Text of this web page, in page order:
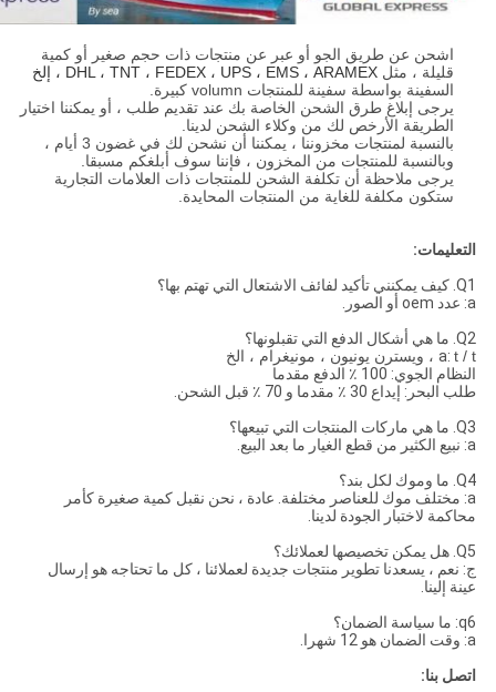
اشحن عن طريق الجو أو عبر عن منتجات ذات حجم صغير أو كمية
قليلة ، مثل DHL ، TNT ، FEDEX ، UPS ، EMS ، ARAMEX ، إلخ
السفينة بواسطة سفينة للمنتجات volumn كبيرة.
يرجى إبلاغ طرق الشحن الخاصة بك عند تقديم طلب ، أو يمكننا اختيار
الطريقة الأرخص لك من وكلاء الشحن لدينا.
بالنسبة لمنتجات مخزوننا ، يمكننا أن نشحن لك في غضون 3 أيام ،
وبالنسبة للمنتجات من المخزون ، فإننا سوف أبلغكم مسبقا.
يرجى ملاحظة أن تكلفة الشحن للمنتجات ذات العلامات التجارية
ستكون مكلفة للغاية من المنتجات المحايدة.
التعليمات:
Q1. كيف يمكنني تأكيد لفائف الاشتعال التي تهتم بها؟
a: عدد oem أو الصور.
Q2. ما هي أشكال الدفع التي تقبلونها؟
a:t / t ، ويسترن يونيون ، مونيغرام ، الخ
النظام الجوي: 100 ٪ الدفع مقدما
طلب البحر: إيداع 30 ٪ مقدما و 70 ٪ قبل الشحن.
Q3. ما هي ماركات المنتجات التي تبيعها؟
a: نبيع الكثير من قطع الغيار ما بعد البيع.
Q4. ما وموك لكل بند؟
a: مختلف موك للعناصر مختلفة. عادة ، نحن نقبل كمية صغيرة كأمر
محاكمة لاختبار الجودة لدينا.
Q5. هل يمكن تخصيصها لعملائك؟
ج: نعم ، يسعدنا تطوير منتجات جديدة لعملائنا ، كل ما تحتاجه هو إرسال
عينة إلينا.
q6: ما سياسة الضمان؟
a: وقت الضمان هو 12 شهرا.
اتصل بنا: